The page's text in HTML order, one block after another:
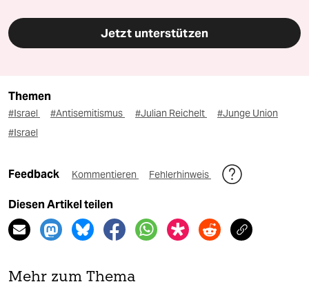
Jetzt unterstützen
Themen
#Israel #Antisemitismus #Julian Reichelt
#Junge Union
#Israel
Feedback Kommentieren Fehlerhinweis
Diesen Artikel teilen
Mehr zum Thema